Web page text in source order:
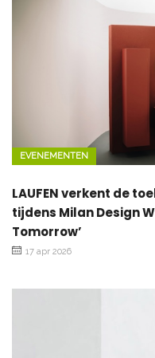
EVENEMENTEN
LAUFEN verkent de
tijdens Milan Design
Tomorrow’
17 apr 2026